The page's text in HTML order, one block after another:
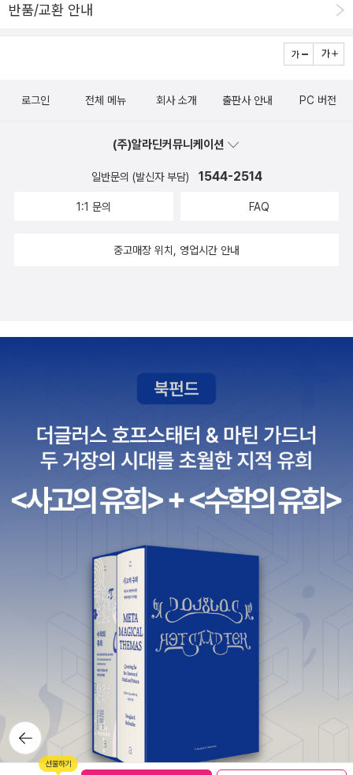
을 극작품을 읽으며 허덕이게 만들었을 듯하다. 부조리극 하나만 보
을 하고 있으니, 극장에서 시청각을 통해 극을 보는 대신 오직 활자 위
다가 비트키예비치를 거론할 때 결코 빼놓을 수 없는 것이 바르샤바
서 주인공 쇠물닭 역할을 하는 엘쥬베타 플레이크프라바츠카라는 26
부터 남자 주인공 에드가 바우포르에게 총을 맞아 죽임을 당하고, 이
후에 어라, 다시 멀쩡하게 살아 등장하긴 하는데, 다시 에드가의 사냥
으며, 이거 혹시 구박받는 유대인을 묘사한 거 아냐? 라는 생각도 들
을 상징한다고 할 수는 없을 것이다. 대신 부조리극 특유의 논리도 없
겠느냐, 하는 추측만 할 뿐. 그래도 내가 읽기로 비트키예비치가 프랑
크 베데킨트의 잔혹극 만큼은 아니지만(<룰루>, <눈 뜨는 봄>, <카
이트 후작> 등의 눈 부신 작품과는 아무래도 좀 그렇지만), 알프레드
자리의 대표작 <위비 왕>이나 앙또넹 아르또의 <첸치 일가>, 아우구
스트 스트랜드베리의 <직조공> 같은 것보다 (한 작품 안에서 봐도)
훨씬 다양하며 그만큼 복합적인 재미도 있고, 스토리 또한 극적이라
훨씬 읽는 맛이 난다. 앗, 그러고 보니 잔혹극의 한 이정표를 세운 앙
었다는 설명은 좀 그렇지 않나 싶기도 하다. 하여간 비트키예비치의
희곡은 그만큼 갑이란 말씀. 당연히 읽기 쉽지 않기는 하지만 말씀이
야. 이렇게 변죽만 울리는 독후감을 쓰는 이유는, 내가 이이의 극작품
에 대하여 깊은 이해를 한 것도 아니고, 그의 문법을 알아들은 것도 아
니기 때문이다. 역자 정보라는, 독자 입장에서 화딱지 나게시리, “독
자 여러분도, (마약을 빨아야 유지할 수 있다고 믿었던) 순수한 형태
는 발견 못해도 상관없으니 비트카찌의 뒤틀린 유머 감각과 지면 속
가상의 무대 위에서 펼쳐지는 뒤죽박죽 정신없는 사건들을 함께 한껏
즐겨 주시면 좋겠다.”는 해설을 남겼다. 극작가의 순수한 형태는 못
봐도 좋다고 했으니 일단 한숨을 돌렸다. 하지만 뒤죽박죽 앞 뒤 없이
도 어려웠다 한다). 동유럽문학 강의(폴란드문학 강의를 하반기에 기
포함해 세 권이 한꺼번에 나왔다. 해를 넘기긴 했지만 지난해가 탄생
처음 소개되는 작품들이다. 단편집도 지난해에 나온 터라 한국어 렘
염두에 두고 있다)나 폴란드문학 강의에서 읽어볼 수 있겠다. 폴란드
문학에 한정하지 않고 동유럽으로 시야를 넓히면 폴란드문학 다음으
꼽을 수 있는데, 차페크의 경우도 절판된 작품들이 새 번역본으로 다
인생>과 3부작을 이루는 <호르두발><별똥별>도 다시 나오면 좋겠
반품/교환 안내
뒤로가
기
로그인 전체 메뉴 회사 소개 출판사 안내 PC 버전
(주)알라딘커뮤니케이션
일반문의 (발신자 부담) 1544-2514
1:1 문의 FAQ
중고매장 위치, 영업시간 안내